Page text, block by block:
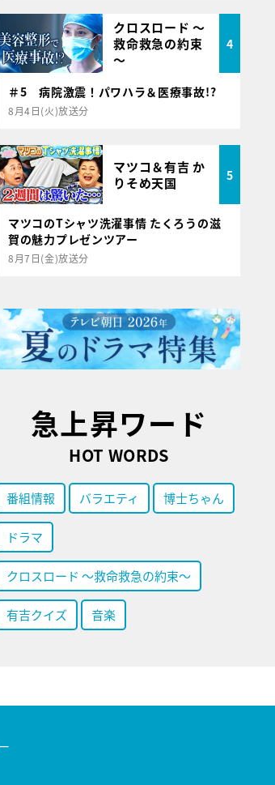
クロスロード ～
救命救急の約束
～
4
＃5 病院激震！パワハラ＆医療事故!?
8月4日(火)放送分
マツコ＆有吉 か
りそめ天国
5
マツコのTシャツ洗濯事情 たくろうの滋
賀の魅力プレゼンツアー
8月7日(金)放送分
急上昇ワード
HOT WORDS
番組情報 バラエティ 博士ちゃん
ドラマ
クロスロード ～救命救急の約束～
有吉クイズ 音楽